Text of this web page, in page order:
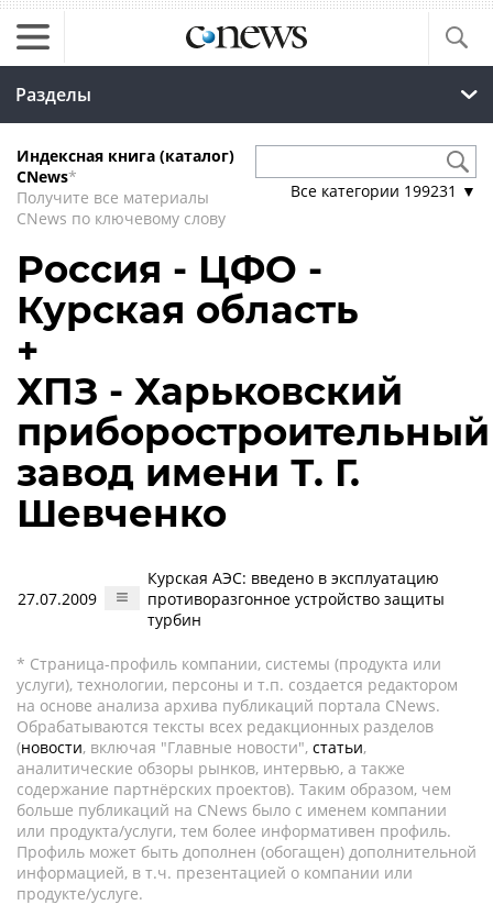
Разделы
Индексная книга (каталог)
CNews*
Получите все материалы
CNews по ключевому слову
Все категории 199231 ▼
Россия - ЦФО -
Курская область
+
ХПЗ - Харьковский
приборостроительный
завод имени Т. Г.
Шевченко
27.07.2009
Курская АЭС: введено в эксплуатацию
противоразгонное устройство защиты
турбин
* Страница-профиль компании, системы (продукта или
услуги), технологии, персоны и т.п. создается редактором
на основе анализа архива публикаций портала CNews.
Обрабатываются тексты всех редакционных разделов
(новости, включая "Главные новости", статьи,
аналитические обзоры рынков, интервью, а также
содержание партнёрских проектов). Таким образом, чем
больше публикаций на CNews было с именем компании
или продукта/услуги, тем более информативен профиль.
Профиль может быть дополнен (обогащен) дополнительной
информацией, в т.ч. презентацией о компании или
продукте/услуге.